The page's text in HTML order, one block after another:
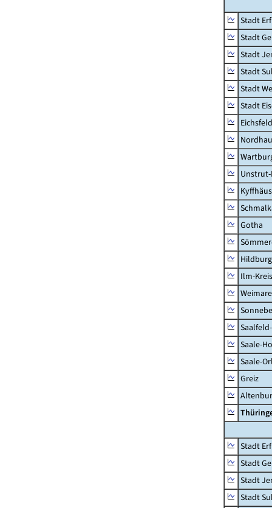
Stadt
Stadt
Stadt
Stadt
Stadt
Stadt
Eichsfeld
Gotha
Ilm-Kreis
Saale-
Saale-
Greiz
Stadt
Stadt
Stadt
Stadt